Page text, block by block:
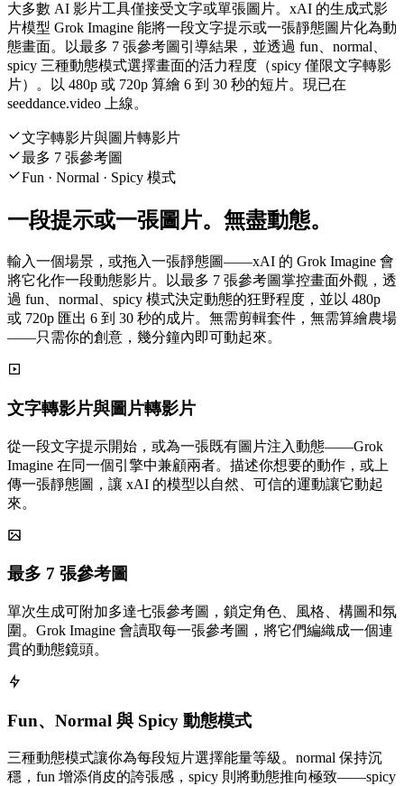
大多數 AI 影片工具僅接受文字或單張圖片。xAI 的生成式影
片模型 Grok Imagine 能將一段文字提示或一張靜態圖片化為動
態畫面。以最多 7 張參考圖引導結果，並透過 fun、normal、
spicy 三種動態模式選擇畫面的活力程度（spicy 僅限文字轉影
片）。以 480p 或 720p 算繪 6 到 30 秒的短片。現已在
seeddance.video 上線。
文字轉影片與圖片轉影片
最多 7 張參考圖
Fun · Normal · Spicy 模式
一段提示或一張圖片。無盡動態。
輸入一個場景，或拖入一張靜態圖——xAI 的 Grok Imagine 會
將它化作一段動態影片。以最多 7 張參考圖掌控畫面外觀，透
過 fun、normal、spicy 模式決定動態的狂野程度，並以 480p
或 720p 匯出 6 到 30 秒的成片。無需剪輯套件，無需算繪農場
——只需你的創意，幾分鐘內即可動起來。
文字轉影片與圖片轉影片
從一段文字提示開始，或為一張既有圖片注入動態——Grok
Imagine 在同一個引擎中兼顧兩者。描述你想要的動作，或上
傳一張靜態圖，讓 xAI 的模型以自然、可信的運動讓它動起
來。
最多 7 張參考圖
單次生成可附加多達七張參考圖，鎖定角色、風格、構圖和氛
圍。Grok Imagine 會讀取每一張參考圖，將它們編織成一個連
貫的動態鏡頭。
Fun、Normal 與 Spicy 動態模式
三種動態模式讓你為每段短片選擇能量等級。normal 保持沉
穩，fun 增添俏皮的誇張感，spicy 則將動態推向極致——spicy